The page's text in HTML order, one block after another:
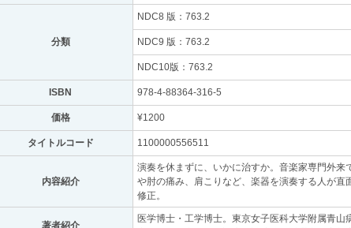
分類
NDC8 版：763.2
NDC9 版：763.2
NDC10版：763.2
ISBN 978-4-88364-316-5
価格 ¥1200
タイトルコード 1100000556511
内容紹介
演奏を休まずに、いかに治すか。音楽家専門外
や肘の痛み、肩こりなど、楽器を演奏する人が直
修正。
著者紹介
医学博士・工学博士。東京女子医科大学附属青